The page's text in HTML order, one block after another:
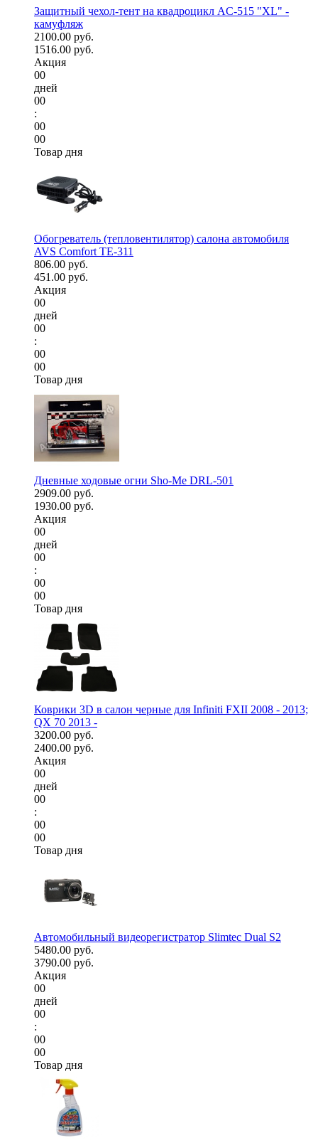
Защитный чехол-тент на квадроцикл AC-515 "XL" -
камуфляж
2100.00 руб.
1516.00 руб.
Акция
00
дней
00
:
00
00
Товар дня
Обогреватель (тепловентилятор) салона автомобиля
AVS Comfort TE-311
806.00 руб.
451.00 руб.
Акция
00
дней
00
:
00
00
Товар дня
Дневные ходовые огни Sho-Me DRL-501
2909.00 руб.
1930.00 руб.
Акция
00
дней
00
:
00
00
Товар дня
Коврики 3D в салон черные для Infiniti FXII 2008 - 2013;
QX 70 2013 -
3200.00 руб.
2400.00 руб.
Акция
00
дней
00
:
00
00
Товар дня
Автомобильный видеорегистратор Slimtec Dual S2
5480.00 руб.
3790.00 руб.
Акция
00
дней
00
:
00
00
Товар дня